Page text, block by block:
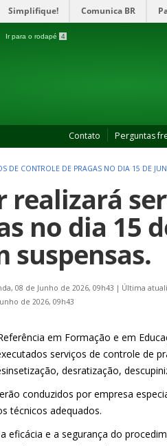
Simplifique! Comunica BR
Ir para o rodapé 4
Contato Perguntas
DE CONTROLE DE PRAGAS NO DIA 15 DE
realizará
no dia 15
suspensas.
08 de Junho de 2026, 09h43 | Última
de 2026, 09h43
em Formação e em
serviços de controle de
desratização,
conduzidos por empresa
técnicos adequados.
eficácia e a segurança do